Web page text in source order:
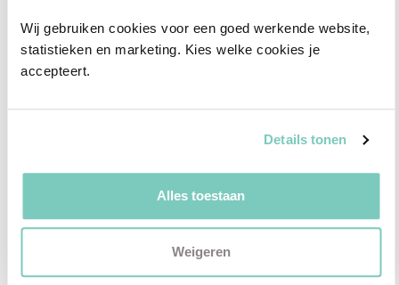
Wij gebruiken cookies voor een goed werkende website,
statistieken en marketing. Kies welke cookies je
accepteert.
Details tonen
Alles toestaan
Weigeren